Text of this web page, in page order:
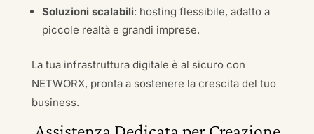
Soluzioni scalabili: hosting flessibile, adatto a
piccole realtà e grandi imprese.
La tua infrastruttura digitale è al sicuro con
NETWORX, pronta a sostenere la crescita del tuo
business.